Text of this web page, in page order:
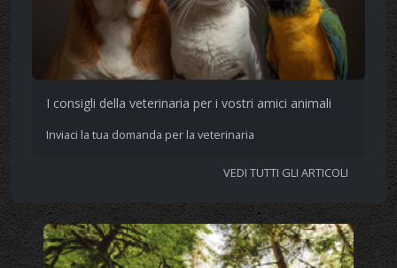
I consigli della veterinaria per i vostri amici animali
Inviaci la tua domanda per la veterinaria
VEDI TUTTI GLI ARTICOLI